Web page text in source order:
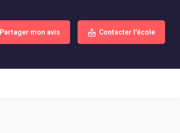
Partager mon avis Contacter l'école